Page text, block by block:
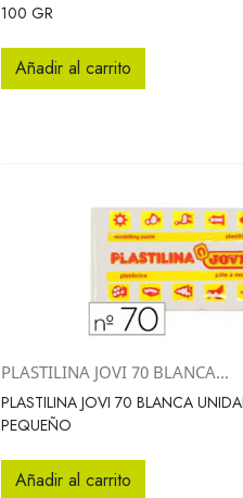
100 GR
Añadir al carrito
 Vista rápida
PLASTILINA JOVI 70 BLANCA...
PLASTILINA JOVI 70 BLANCA
PEQUEÑO
Añadir al carrito